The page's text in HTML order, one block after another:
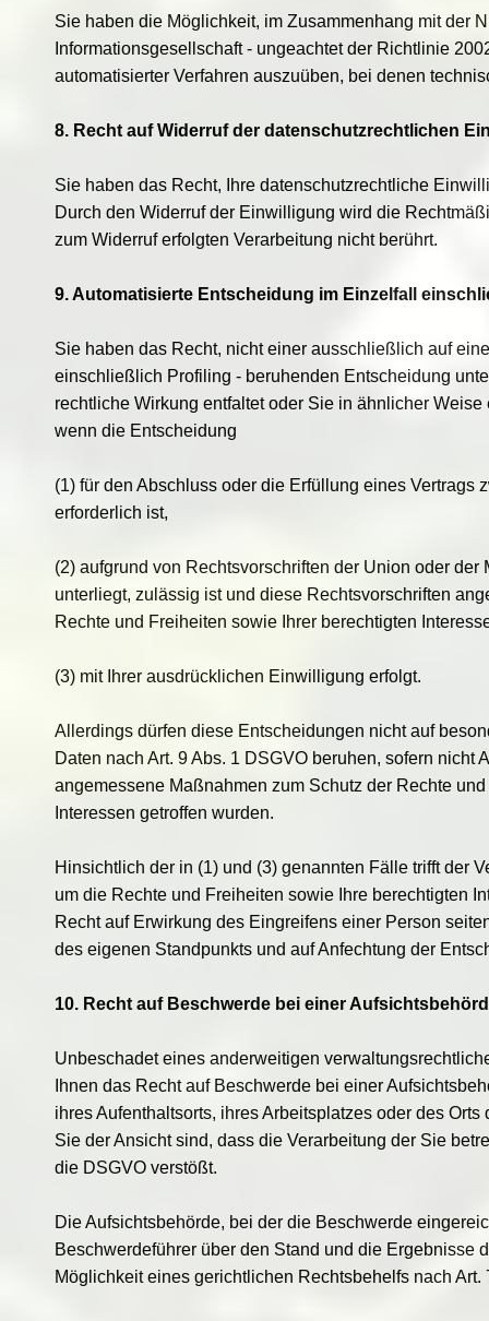
Sie haben die Möglichkeit, im Zusammenhang mit der
Informationsgesellschaft - ungeachtet der Richtlinie
automatisierter Verfahren auszuüben, bei denen
8. Recht auf Widerruf der datenschutzrechtlichen
Sie haben das Recht, Ihre datenschutzrechtliche
Durch den Widerruf der Einwilligung wird die
zum Widerruf erfolgten Verarbeitung nicht berührt.
9. Automatisierte Entscheidung im Einzelfall
Sie haben das Recht, nicht einer ausschließlich auf
einschließlich Profiling - beruhenden Entscheidung
rechtliche Wirkung entfaltet oder Sie in ähnlicher
wenn die Entscheidung
(1) für den Abschluss oder die Erfüllung eines Vertrags
erforderlich ist,
(2) aufgrund von Rechtsvorschriften der Union oder
unterliegt, zulässig ist und diese Rechtsvorschriften
Rechte und Freiheiten sowie Ihrer berechtigten
(3) mit Ihrer ausdrücklichen Einwilligung erfolgt.
Allerdings dürfen diese Entscheidungen nicht auf
Daten nach Art. 9 Abs. 1 DSGVO beruhen, sofern nicht
angemessene Maßnahmen zum Schutz der Rechte
Interessen getroffen wurden.
Hinsichtlich der in (1) und (3) genannten Fälle trifft der
um die Rechte und Freiheiten sowie Ihre berechtigten
Recht auf Erwirkung des Eingreifens einer Person
des eigenen Standpunkts und auf Anfechtung der
10. Recht auf Beschwerde bei einer
Unbeschadet eines anderweitigen
Ihnen das Recht auf Beschwerde bei einer
ihres Aufenthaltsorts, ihres Arbeitsplatzes oder des
Sie der Ansicht sind, dass die Verarbeitung der Sie
die DSGVO verstößt.
Die Aufsichtsbehörde, bei der die Beschwerde
Beschwerdeführer über den Stand und die Ergebnisse
Möglichkeit eines gerichtlichen Rechtsbehelfs nach Art.